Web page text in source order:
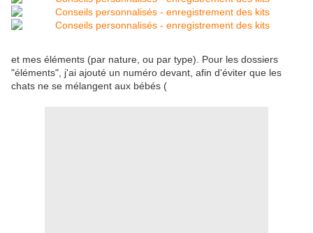
et mes éléments (par nature, ou par type). Pour les dossiers
"éléments", j'ai ajouté un numéro devant, afin d'éviter que les
chats ne se mélangent aux bébés (